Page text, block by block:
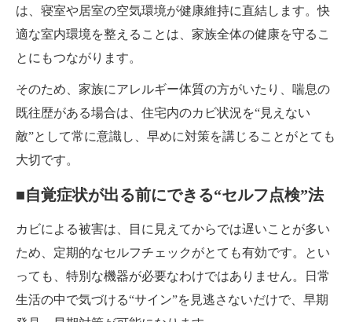
は、寝室や居室の空気環境が健康維持に直結します。快
適な室内環境を整えることは、家族全体の健康を守るこ
とにもつながります。
そのため、家族にアレルギー体質の方がいたり、喘息の
既往歴がある場合は、住宅内のカビ状況を“見えない
敵”として常に意識し、早めに対策を講じることがとても
大切です。
■自覚症状が出る前にできる“セルフ点検”法
カビによる被害は、目に見えてからでは遅いことが多い
ため、定期的なセルフチェックがとても有効です。とい
っても、特別な機器が必要なわけではありません。日常
生活の中で気づける“サイン”を見逃さないだけで、早期